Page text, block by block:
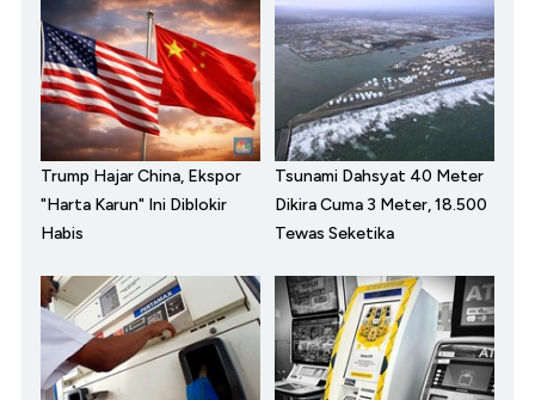
Trump Hajar China, Ekspor
"Harta Karun" Ini Diblokir
Habis
Tsunami Dahsyat 40 Meter
Dikira Cuma 3 Meter, 18.500
Tewas Seketika